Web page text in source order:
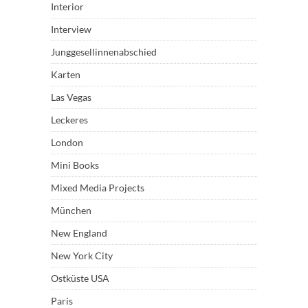
Interior
Interview
Junggesellinnenabschied
Karten
Las Vegas
Leckeres
London
Mini Books
Mixed Media Projects
München
New England
New York City
Ostküste USA
Paris